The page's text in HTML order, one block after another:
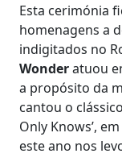
Esta cerimónia
homenagens a
indigitados no
Wonderatuou
a propósito da
cantou o
Only Knows’,
este ano nos